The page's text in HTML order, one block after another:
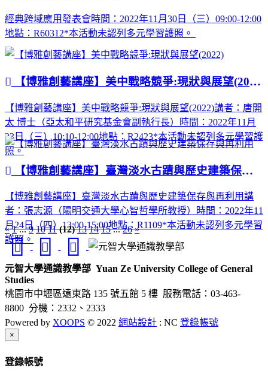
經典跨域應用發表會時間：2022年11月30日（三）09:00-12:00
地點：R60312*本活動未認列多元學習護照。
【博雅創藝講座】美中戰略競爭:現狀與展望(2022)
【博雅創藝講座】美中戰略競爭:現狀與展望(2022)講者：唐開
太 博士（亞太和平研究基金會副執行長）時間：2022年11月
23日（三）10:10-12:00地點：R2423*本活動未認列多元學習護
照。
【博雅創藝講座】臺灣淡水古蹟與歷史建築保存與再利用
【博雅創藝講座】臺灣淡水古蹟與歷史建築保存與再利用講
者：張志源（陽明交通大學心智哲學所教授）時間：2022年11
月24日（四）13:00-15:00地點：R1109*本活動未認列多元學習
護照。
« 1...9 10 11 (12) 13 14 15...26 »
元智大學通識教學部 Yuan Ze University College of General
Studies
桃園市中壢區遠東路 135 號五館 5 樓 服務電話：03-463-
8800 分機：2332、2333
Powered by XOOPS © 2022 網站設計 : NC 登錄帳號
×
登錄帳號